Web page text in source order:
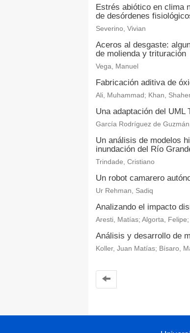
Estrés abiótico en clima
de desórdenes
Severino, Vivian
Aceros al desgaste:
de molienda y trituración
Vega, Manuel
Fabricación aditiva de
Ali, Muhammad; Khan,
Una adaptación del UML
García Rodríguez de
Un análisis de modelos
inundación del Río
Trindade, Cristiano
Un robot camarero
Ur Rehman, Sadiq
Analizando el impacto
Aresti, Matías; Algorta,
Análisis y desarrollo de
Koller, Juan Matías; Bísaro,